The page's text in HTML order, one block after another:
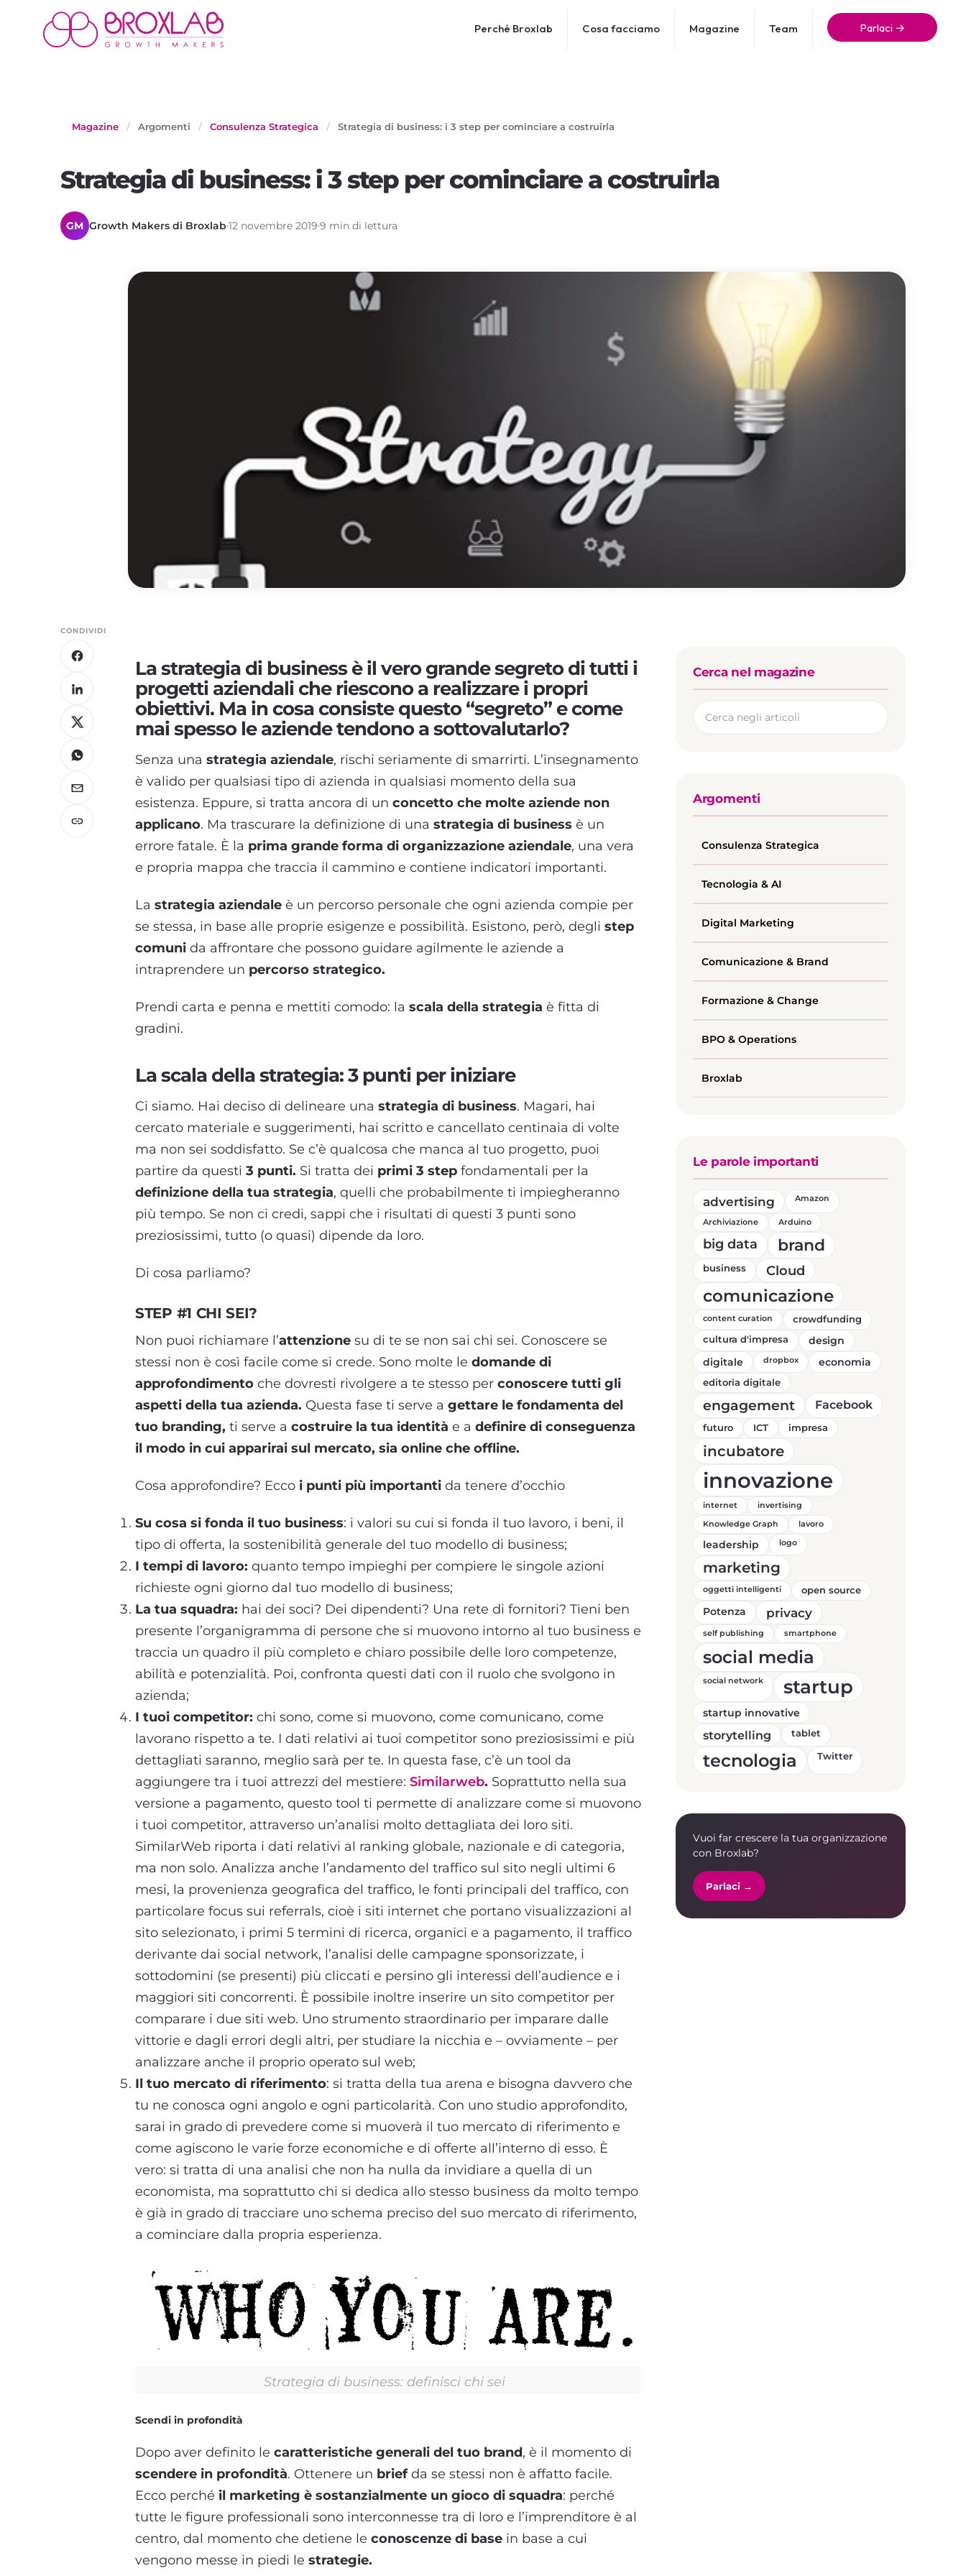
Perché Broxlab Cosa facciamo Magazine Team Parlaci →
Magazine / Argomenti / Consulenza Strategica / Strategia di business: i 3 step per cominciare a costruirla
Strategia di business: i 3 step per cominciare a costruirla
GM Growth Makers di Broxlab 12 novembre 2019 9 min di lettura
CONDIVIDI
La strategia di business è il vero grande segreto di tutti i
progetti aziendali che riescono a realizzare i propri
obiettivi. Ma in cosa consiste questo “segreto” e come
mai spesso le aziende tendono a sottovalutarlo?
Senza una strategia aziendale, rischi seriamente di smarrirti. L’insegnamento
è valido per qualsiasi tipo di azienda in qualsiasi momento della sua
esistenza. Eppure, si tratta ancora di un concetto che molte aziende non
applicano. Ma trascurare la definizione di una strategia di business è un
errore fatale. È la prima grande forma di organizzazione aziendale, una vera
e propria mappa che traccia il cammino e contiene indicatori importanti.
La strategia aziendale è un percorso personale che ogni azienda compie per
se stessa, in base alle proprie esigenze e possibilità. Esistono, però, degli step
comuni da affrontare che possono guidare agilmente le aziende a
intraprendere un percorso strategico.
Prendi carta e penna e mettiti comodo: la scala della strategia è fitta di
gradini.
La scala della strategia: 3 punti per iniziare
Ci siamo. Hai deciso di delineare una strategia di business. Magari, hai
cercato materiale e suggerimenti, hai scritto e cancellato centinaia di volte
ma non sei soddisfatto. Se c’è qualcosa che manca al tuo progetto, puoi
partire da questi 3 punti. Si tratta dei primi 3 step fondamentali per la
definizione della tua strategia, quelli che probabilmente ti impiegheranno
più tempo. Se non ci credi, sappi che i risultati di questi 3 punti sono
preziosissimi, tutto (o quasi) dipende da loro.
Di cosa parliamo?
STEP #1 CHI SEI?
Non puoi richiamare l’attenzione su di te se non sai chi sei. Conoscere se
stessi non è così facile come si crede. Sono molte le domande di
approfondimento che dovresti rivolgere a te stesso per conoscere tutti gli
aspetti della tua azienda. Questa fase ti serve a gettare le fondamenta del
tuo branding, ti serve a costruire la tua identità e a definire di conseguenza
il modo in cui apparirai sul mercato, sia online che offline.
Cosa approfondire? Ecco i punti più importanti da tenere d’occhio
Su cosa si fonda il tuo business: i valori su cui si fonda il tuo lavoro, i beni, il
tipo di offerta, la sostenibilità generale del tuo modello di business;
I tempi di lavoro: quanto tempo impieghi per compiere le singole azioni
richieste ogni giorno dal tuo modello di business;
La tua squadra: hai dei soci? Dei dipendenti? Una rete di fornitori? Tieni ben
presente l’organigramma di persone che si muovono intorno al tuo business e
traccia un quadro il più completo e chiaro possibile delle loro competenze,
abilità e potenzialità. Poi, confronta questi dati con il ruolo che svolgono in
azienda;
I tuoi competitor: chi sono, come si muovono, come comunicano, come
lavorano rispetto a te. I dati relativi ai tuoi competitor sono preziosissimi e più
dettagliati saranno, meglio sarà per te. In questa fase, c’è un tool da
aggiungere tra i tuoi attrezzi del mestiere: Similarweb. Soprattutto nella sua
versione a pagamento, questo tool ti permette di analizzare come si muovono
i tuoi competitor, attraverso un’analisi molto dettagliata dei loro siti.
SimilarWeb riporta i dati relativi al ranking globale, nazionale e di categoria,
ma non solo. Analizza anche l’andamento del traffico sul sito negli ultimi 6
mesi, la provenienza geografica del traffico, le fonti principali del traffico, con
particolare focus sui referrals, cioè i siti internet che portano visualizzazioni al
sito selezionato, i primi 5 termini di ricerca, organici e a pagamento, il traffico
derivante dai social network, l’analisi delle campagne sponsorizzate, i
sottodomini (se presenti) più cliccati e persino gli interessi dell’audience e i
maggiori siti concorrenti. È possibile inoltre inserire un sito competitor per
comparare i due siti web. Uno strumento straordinario per imparare dalle
vittorie e dagli errori degli altri, per studiare la nicchia e – ovviamente – per
analizzare anche il proprio operato sul web;
Il tuo mercato di riferimento: si tratta della tua arena e bisogna davvero che
tu ne conosca ogni angolo e ogni particolarità. Con uno studio approfondito,
sarai in grado di prevedere come si muoverà il tuo mercato di riferimento e
come agiscono le varie forze economiche e di offerte all’interno di esso. È
vero: si tratta di una analisi che non ha nulla da invidiare a quella di un
economista, ma soprattutto chi si dedica allo stesso business da molto tempo
è già in grado di tracciare uno schema preciso del suo mercato di riferimento,
a cominciare dalla propria esperienza.
Strategia di business: definisci chi sei
Scendi in profondità
Dopo aver definito le caratteristiche generali del tuo brand, è il momento di
scendere in profondità. Ottenere un briefda se stessi non è affatto facile.
Ecco perché il marketing è sostanzialmente un gioco di squadra: perché
tutte le figure professionali sono interconnesse tra di loro e l’imprenditore è al
centro, dal momento che detiene le conoscenze di base in base a cui
vengono messe in piedi le strategie.
Cerca nel magazine
Argomenti
Consulenza Strategica
Tecnologia & AI
Digital Marketing
Comunicazione & Brand
Formazione & Change
BPO & Operations
Broxlab
Le parole importanti
advertising Amazon
Archiviazione Arduino
big data brand
business Cloud
comunicazione
content curation
crowdfunding
cultura d'impresa
design
digitale
dropbox economia
editoria digitale
engagement Facebook
futuro ICT impresa
incubatore
innovazione
internet
invertising
Knowledge Graph
lavoro
leadership logo
marketing
oggetti intelligenti open source
Potenza privacy
self publishing smartphone
social media
social network startup
startup innovative
storytelling tablet
tecnologia Twitter
Vuoi far crescere la tua organizzazione
con Broxlab?
Parlaci →